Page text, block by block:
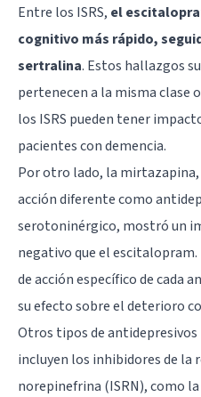
Entre los ISRS, el
cognitivo más rápido,
sertralina. Estos hallazgos
pertenecen a la misma clase
los ISRS pueden tener
pacientes con demencia.
Por otro lado, la mirtazapina,
acción diferente como
serotoninérgico, mostró un
negativo que el
de acción específico de cada
su efecto sobre el deterioro
Otros tipos de
incluyen los inhibidores de la
norepinefrina (ISRN), como